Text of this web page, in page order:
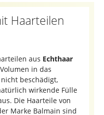
Haarteilen
aus Echthaar
in das
beschädigt,
wirkende Fülle
Die Haarteile von
Marke Balmain sind